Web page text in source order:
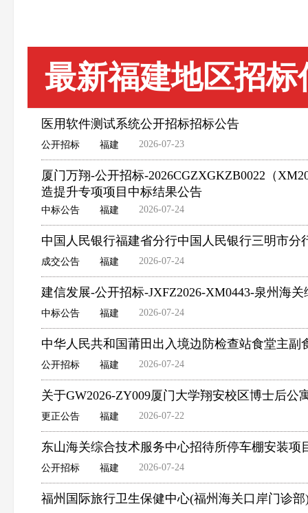
最新福建地区招标
医用软件测试系统公开招标招标公告
公开招标 福建 2026-07-23
厦门万翔-公开招标-2026CGZXGKZB0022（
造提升专项项目中标结果公告
中标公告 福建 2026-07-24
中国人民银行福建省分行中国人民银行三明市
成交公告 福建 2026-07-24
建信发展-公开招标-JXFZ2026-XM0443-泉州海
中标公告 福建 2026-07-24
中华人民共和国莆田出入境边防检查站食堂主副
公开招标 福建 2026-07-24
关于GW2026-ZY009厦门大学翔安校区博士后公
更正公告 福建 2026-07-22
东山海关综合技术服务中心招待所停车棚安装项
公开招标 福建 2026-07-24
福州国际旅行卫生保健中心(福州海关口岸门诊